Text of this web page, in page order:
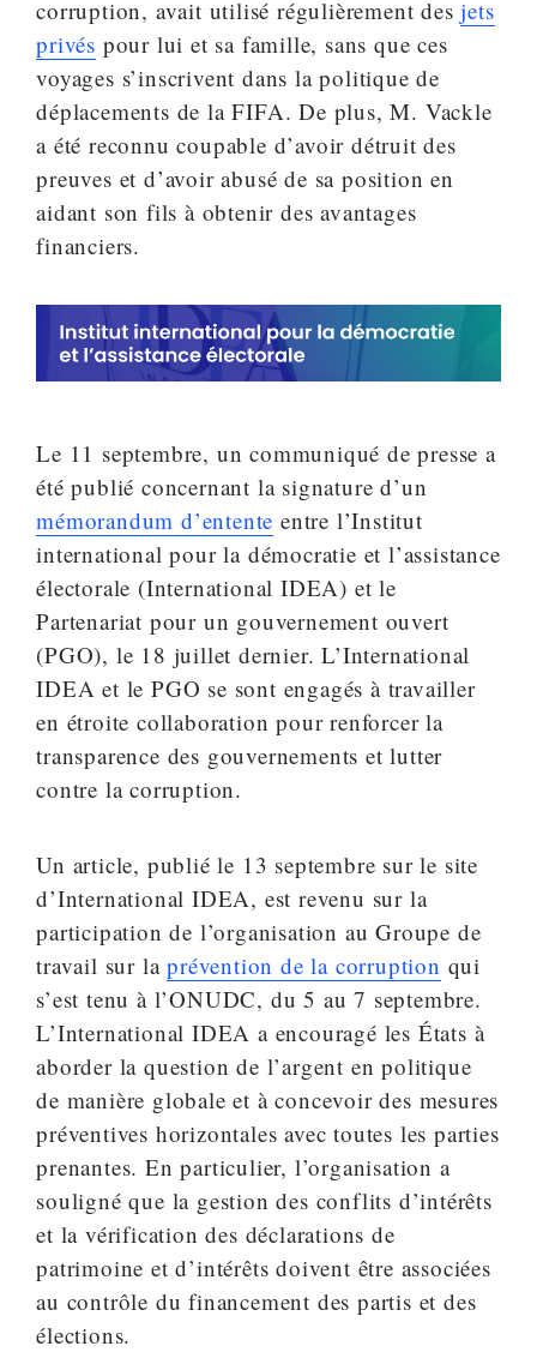
corruption, avait utilisé régulièrement desjets
privés pour lui et sa famille, sans que ces
voyages s’inscrivent dans la politique de
déplacements de la FIFA. De plus, M. Vackle
a été reconnu coupable d’avoir détruit des
preuves et d’avoir abusé de sa position en
aidant son fils à obtenir des avantages
financiers.
Le 11 septembre, un communiqué de presse a
été publié concernant la signature d’un
mémorandum d’entente entre l’Institut
international pour la démocratie et l’assistance
électorale (International IDEA) et le
Partenariat pour un gouvernement ouvert
(PGO), le 18 juillet dernier. L’International
IDEA et le PGO se sont engagés à travailler
en étroite collaboration pour renforcer la
transparence des gouvernements et lutter
contre la corruption.
Un article, publié le 13 septembre sur le site
d’International IDEA, est revenu sur la
participation de l’organisation au Groupe de
travail sur laprévention de la corruption qui
s’est tenu à l’ONUDC, du 5 au 7 septembre.
L’International IDEA a encouragé les États à
aborder la question de l’argent en politique
de manière globale et à concevoir des mesures
préventives horizontales avec toutes les parties
prenantes. En particulier, l’organisation a
souligné que la gestion des conflits d’intérêts
et la vérification des déclarations de
patrimoine et d’intérêts doivent être associées
au contrôle du financement des partis et des
élections.